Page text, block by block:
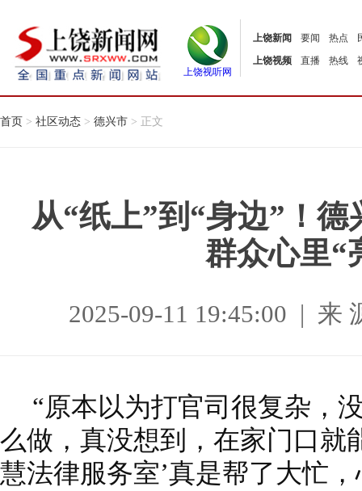
上饶视听网
上饶新闻 要闻 热点
上饶视频
直播 热线
首页 > 社区动态 > 德兴市 > 正文
从“纸上”到“身边”！
群众心里“
2025-09-11 19:45:00 | 来
“原本以为打官司很复杂，
么做，真没想到，在家门口就
慧法律服务室’真是帮了大忙